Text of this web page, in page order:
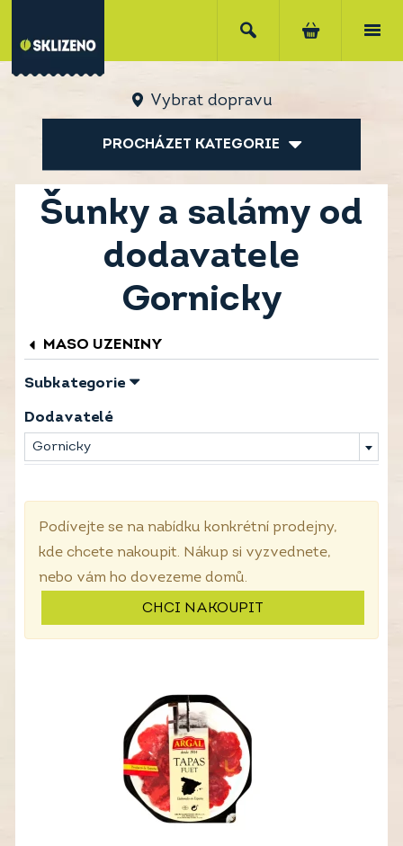
Vybrat dopravu
PROCHÁZET KATEGORIE
Šunky a salámy od
dodavatele
Gornicky
MASO UZENINY
Subkategorie
Dodavatelé
Gornicky
Podívejte se na nabídku konkrétní prodejny,
kde chcete nakoupit. Nákup si vyzvednete,
nebo vám ho dovezeme domů.
CHCI NAKOUPIT